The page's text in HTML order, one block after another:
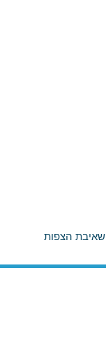
שאיבת הצפות